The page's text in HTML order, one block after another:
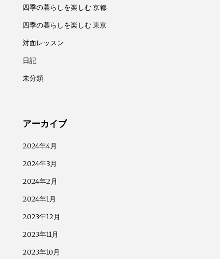
四季の暮らしを楽しむ 京都
四季の暮らしを楽しむ 東京
対面レッスン
日記
未分類
アーカイブ
2024年4月
2024年3月
2024年2月
2024年1月
2023年12月
2023年11月
2023年10月